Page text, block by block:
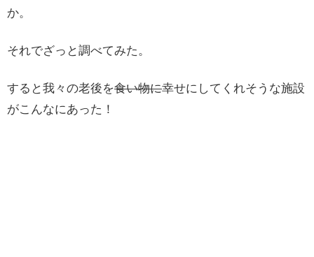
か。
それでざっと調べてみた。
すると我々の老後を食い物に幸せにしてくれそうな施設
がこんなにあった！